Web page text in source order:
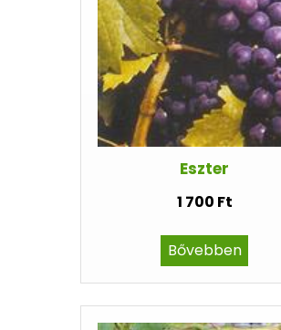
Eszter
1 700 Ft
Bővebben